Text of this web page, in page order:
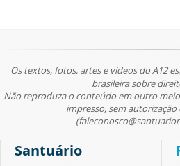
Os textos, fotos, artes e vídeos do A12
brasileira sobre
Não reproduza o conteúdo em outro
impresso, sem autorização
Santuário